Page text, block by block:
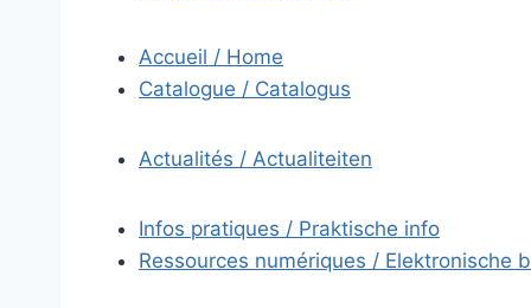
Accueil / Home
Catalogue / Catalogus
Actualités / Actualiteiten
Infos pratiques / Praktische info
Ressources numériques / Elektronische